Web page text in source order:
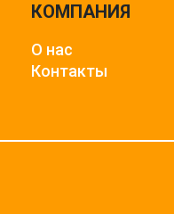
КОМПАНИЯ
О нас
Контакты